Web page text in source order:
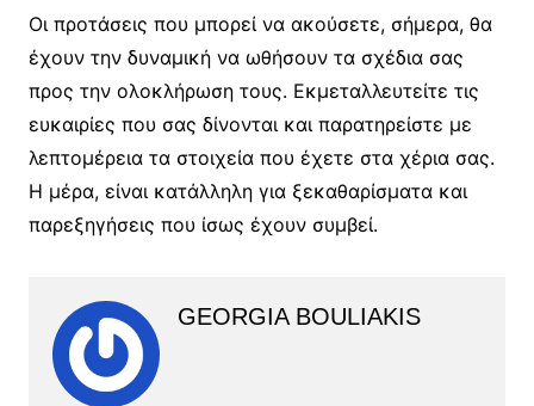
Οι προτάσεις που μπορεί να ακούσετε, σήμερα, θα
έχουν την δυναμική να ωθήσουν τα σχέδια σας
προς την ολοκλήρωση τους. Εκμεταλλευτείτε τις
ευκαιρίες που σας δίνονται και παρατηρείστε με
λεπτομέρεια τα στοιχεία που έχετε στα χέρια σας.
Η μέρα, είναι κατάλληλη για ξεκαθαρίσματα και
παρεξηγήσεις που ίσως έχουν συμβεί.
GEORGIA BOULIAKIS